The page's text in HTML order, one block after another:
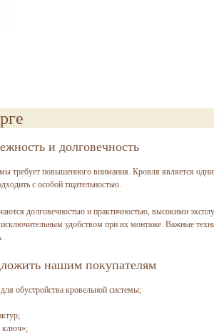
и долговечность
требует повышенного внимания. Кровля является
с особой тщательностью.
долговечностью и практичностью, высокими
удобством при их монтаже. Важные
нашим покупателям
обустройства кровельной системы;
ключ»;